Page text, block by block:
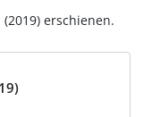
erschienen.